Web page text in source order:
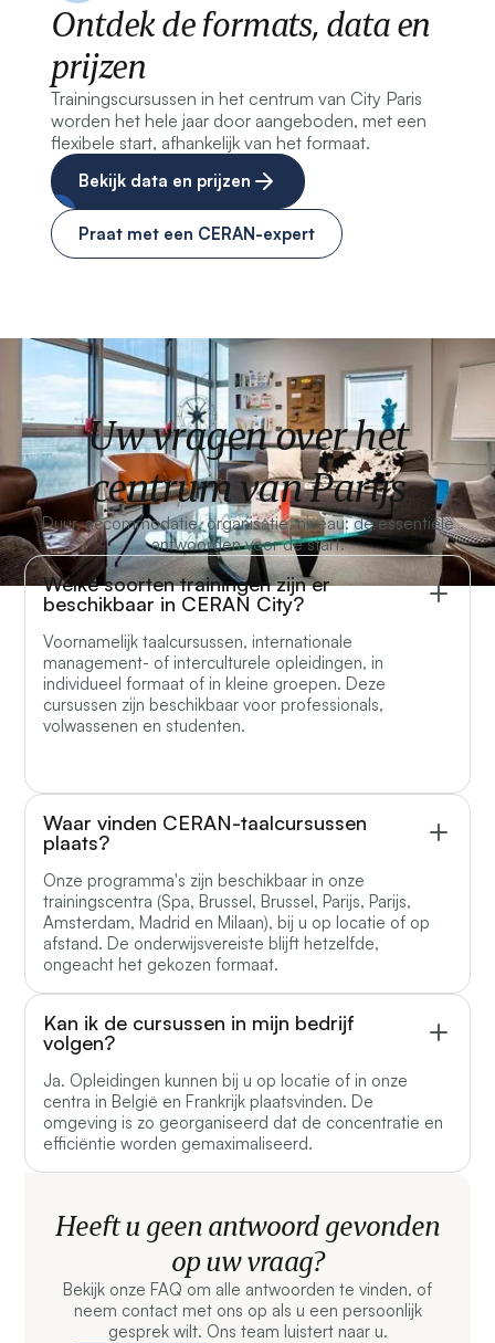
Ontdek de formats, data en
prijzen
Trainingscursussen in het centrum van City Paris
worden het hele jaar door aangeboden, met een
flexibele start, afhankelijk van het formaat.
Bekijk data en prijzen
Praat met een CERAN-expert
Uw vragen over het
centrum van Parijs
Duur, accommodatie, organisatie, niveau: de essentiële
antwoorden voor de start.
Welke soorten trainingen zijn er
beschikbaar in CERAN City?
Voornamelijk taalcursussen, internationale
management- of interculturele opleidingen, in
individueel formaat of in kleine groepen. Deze
cursussen zijn beschikbaar voor professionals,
volwassenen en studenten.
Waar vinden CERAN-taalcursussen
plaats?
Onze programma's zijn beschikbaar in onze
trainingscentra (Spa, Brussel, Brussel, Parijs, Parijs,
Amsterdam, Madrid en Milaan), bij u op locatie of op
afstand. De onderwijsvereiste blijft hetzelfde,
ongeacht het gekozen formaat.
Kan ik de cursussen in mijn bedrijf
volgen?
Ja. Opleidingen kunnen bij u op locatie of in onze
centra in België en Frankrijk plaatsvinden. De
omgeving is zo georganiseerd dat de concentratie en
efficiëntie worden gemaximaliseerd.
Heeft u geen antwoord gevonden
op uw vraag?
Bekijk onze FAQ om alle antwoorden te vinden, of
neem contact met ons op als u een persoonlijk
gesprek wilt. Ons team luistert naar u.